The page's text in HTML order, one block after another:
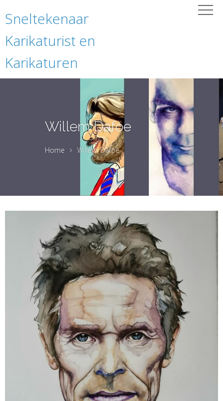
Sneltekenaar
Karikaturist en
Karikaturen
Willem Dafoe
Home Willem Dafoe